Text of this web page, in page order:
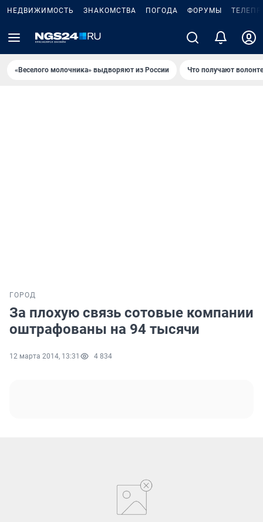
НЕДВИЖИМОСТЬ ЗНАКОМСТВА ПОГОДА ФОРУМЫ
«Веселого молочника» выдворяют из России Что получают
ГОРОД
За плохую связь сотовые компании
оштрафованы на 94 тысячи
12 марта 2014, 13:31 4 834